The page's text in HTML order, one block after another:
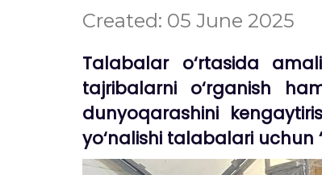
Created: 05 June 2025
Talabalar o‘rtasida
tajribalarni o‘rganish
dunyoqarashini
yo‘nalishi talabalari uchun